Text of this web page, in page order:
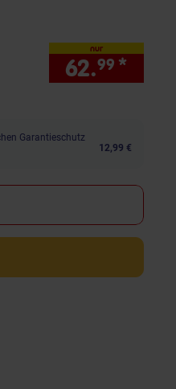
nur
62.99 *
Garantieschutz
12,99 €